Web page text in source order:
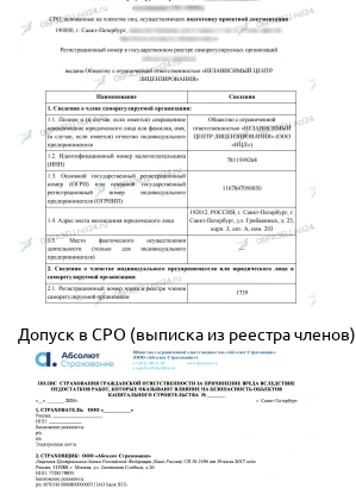
Допуск в СРО (выписка из реестра членов)